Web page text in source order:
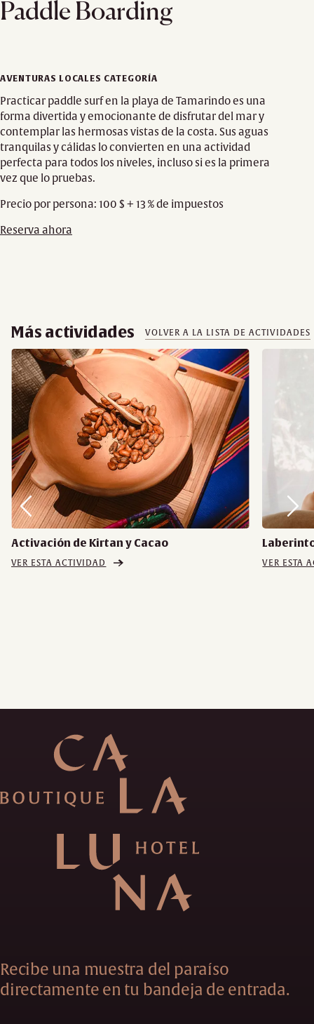
Paddle Boarding
AVENTURAS LOCALES CATEGORÍA
Practicar paddle surf en la playa de Tamarindo es una
forma divertida y emocionante de disfrutar del mar y
contemplar las hermosas vistas de la costa. Sus aguas
tranquilas y cálidas lo convierten en una actividad
perfecta para todos los niveles, incluso si es la primera
vez que lo pruebas.
Precio por persona: 100 $ + 13 % de impuestos
Reserva ahora
Más actividades VOLVER A LA LISTA DE ACTIVIDADES
Activación de Kirtan y Cacao
VER ESTA ACTIVIDAD VER ESTA
Recibe una muestra del paraíso
directamente en tu bandeja de entrada.